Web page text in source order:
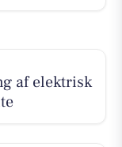
af elektrisk